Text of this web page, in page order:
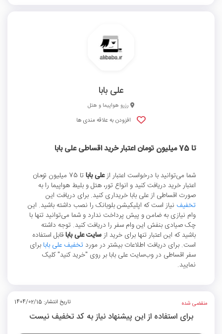
علی بابا
رزرو هواپیما و هتل
افزودن به علاقه مندی ها
تا 75 میلیون تومان اعتبار خرید اقساطی علی بابا
شما می‌توانید با درخواست اعتبار ازعلی بابا
تا 75 میلیون تومان
اعتبار خرید دریافت کنید و انواع تور، هتل و بلیط هواپیما را به
صورت اقساطی از علی بابا خریداری کنید. برای دریافت این
تخفیف نیاز است که اپلیکیشن بلوبانک را نصب داشته باشید. این
وام نیازی به ضامن و پیش پرداخت ندارد و شما می‌توانید تنها با
چک صیادی بنفش این وام سفر را دریافت کنید. توجه داشته
باشید که این اعتبار تنها برای خرید ازسایت علی باباقابل‌ استفاده
است. برای دریافت اطلاعات بیشتر در مورد تخفیف علی بابا برای
سفر اقساطی در وب‌سایت علی بابا بر روی "خرید کنید" کلیک
نمایید.
منقضی شده تاریخ انتشار: 1404/02/15
برای استفاده از این پیشنهاد نیاز به کد تخفیف نیست